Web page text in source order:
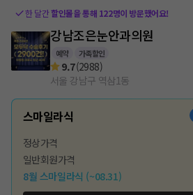
한 달간할인몰을 통해 122명이 방문했어요!
강남조은눈안과의원
예약 가족할인
9.7(2988)
서울 강남구 역삼1동
스마일라식
정상가격
일반회원가격
8월 스마일라식 (~08.31)